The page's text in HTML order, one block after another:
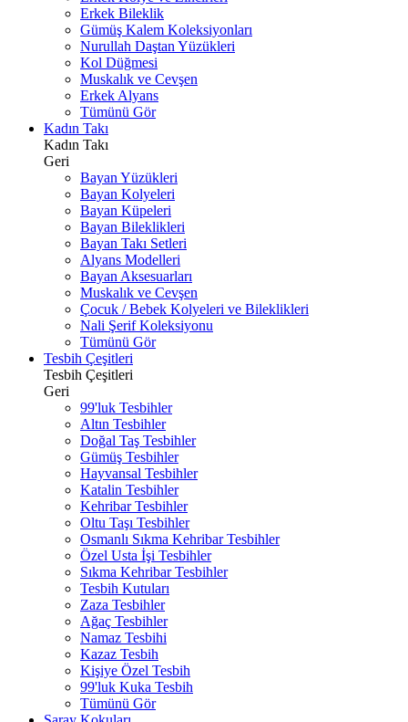
Erkek Bileklik
Gümüş Kalem Koleksiyonları
Nurullah Daştan Yüzükleri
Kol Düğmesi
Muskalık ve Cevşen
Erkek Alyans
Tümünü Gör
Kadın Takı
Kadın Takı
Geri
Bayan Yüzükleri
Bayan Kolyeleri
Bayan Küpeleri
Bayan Bileklikleri
Bayan Takı Setleri
Alyans Modelleri
Bayan Aksesuarları
Muskalık ve Cevşen
Çocuk / Bebek Kolyeleri ve Bileklikleri
Nali Şerif Koleksiyonu
Tümünü Gör
Tesbih Çeşitleri
Tesbih Çeşitleri
Geri
99'luk Tesbihler
Altın Tesbihler
Doğal Taş Tesbihler
Gümüş Tesbihler
Hayvansal Tesbihler
Katalin Tesbihler
Kehribar Tesbihler
Oltu Taşı Tesbihler
Osmanlı Sıkma Kehribar Tesbihler
Özel Usta İşi Tesbihler
Sıkma Kehribar Tesbihler
Tesbih Kutuları
Zaza Tesbihler
Ağaç Tesbihler
Namaz Tesbihi
Kazaz Tesbih
Kişiye Özel Tesbih
99'luk Kuka Tesbih
Tümünü Gör